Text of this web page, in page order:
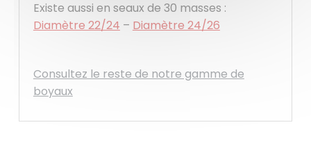
Existe aussi en seaux de 30 masses :
Diamètre 22/24 – Diamètre 24/26
Consultez le reste de notre gamme de
boyaux